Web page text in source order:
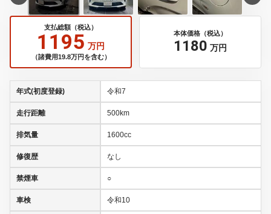
支払総額（税込）
1195 万円
（諸費用19.8万円を含む）
本体価格（税込）
1180 万円
年式(初度登録) 令和7
走行距離 500km
排気量 1600cc
修復歴 なし
禁煙車 ○
車検 令和10